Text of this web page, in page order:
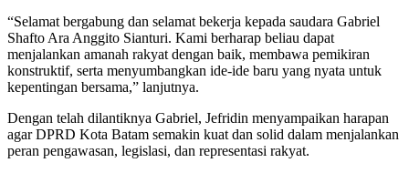
“Selamat bergabung dan selamat bekerja kepada saudara Gabriel
Shafto Ara Anggito Sianturi. Kami berharap beliau dapat
menjalankan amanah rakyat dengan baik, membawa pemikiran
konstruktif, serta menyumbangkan ide-ide baru yang nyata untuk
kepentingan bersama,” lanjutnya.
Dengan telah dilantiknya Gabriel, Jefridin menyampaikan harapan
agar DPRD Kota Batam semakin kuat dan solid dalam menjalankan
peran pengawasan, legislasi, dan representasi rakyat.